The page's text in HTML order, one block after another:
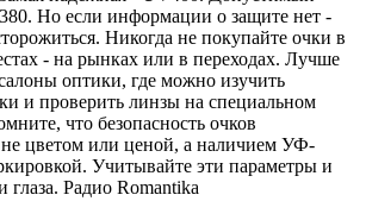
Но если информации о защите нет -
Никогда не покупайте очки в
- на рынках или в переходах. Лучше
оптики, где можно изучить
и проверить линзы на специальном
что безопасность очков
не цветом или ценой, а наличием УФ-
Учитывайте эти параметры и
глаза. Радио Romantika